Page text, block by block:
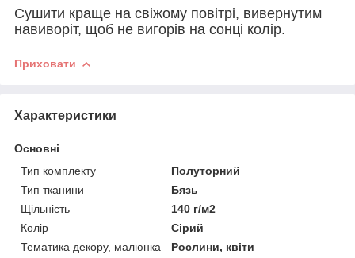
Сушити краще на свіжому повітрі, вивернутим
навиворіт, щоб не вигорів на сонці колір.
Приховати
Характеристики
Основні
Тип комплекту
Полуторний
Тип тканини
Бязь
Щільність
140 г/м2
Колір
Сірий
Тематика декору, малюнка
Рослини, квіти